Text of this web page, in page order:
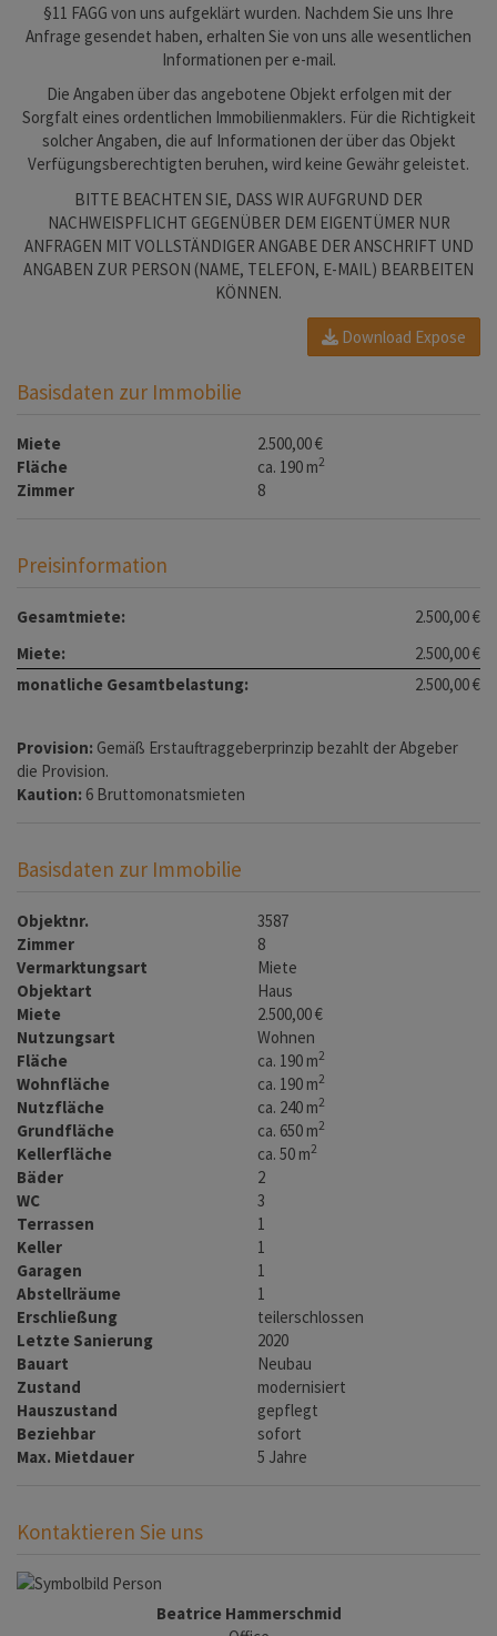
§11 FAGG von uns aufgeklärt wurden. Nachdem Sie uns Ihre
Anfrage gesendet haben, erhalten Sie von uns alle wesentlichen
Informationen per e-mail.
Die Angaben über das angebotene Objekt erfolgen mit der
Sorgfalt eines ordentlichen Immobilienmaklers. Für die Richtigkeit
solcher Angaben, die auf Informationen der über das Objekt
Verfügungsberechtigten beruhen, wird keine Gewähr geleistet.
BITTE BEACHTEN SIE, DASS WIR AUFGRUND DER
NACHWEISPFLICHT GEGENÜBER DEM EIGENTÜMER NUR
ANFRAGEN MIT VOLLSTÄNDIGER ANGABE DER ANSCHRIFT UND
ANGABEN ZUR PERSON (NAME, TELEFON, E-MAIL) BEARBEITEN
KÖNNEN.
Download Expose
Basisdaten zur Immobilie
Miete
2.500,00 €
Fläche
ca. 190 m2
Zimmer 8
Preisinformation
Gesamtmiete:
2.500,00 €
Miete:
2.500,00 €
monatliche Gesamtbelastung:
2.500,00 €
Provision: Gemäß Erstauftraggeberprinzip bezahlt der Abgeber
die Provision.
Kaution: 6 Bruttomonatsmieten
Basisdaten zur Immobilie
Objektnr.
3587
Zimmer
8
Vermarktungsart
Miete
Objektart
Haus
Miete
2.500,00 €
Nutzungsart
Wohnen
Fläche
ca. 190 m2
Wohnfläche ca. 190 m2
Nutzfläche ca. 240 m2
Grundfläche ca. 650 m2
Kellerfläche ca. 50 m2
Bäder
2
WC
3
Terrassen
1
Keller
1
Garagen
1
Abstellräume
1
Erschließung
teilerschlossen
Letzte Sanierung
2020
Bauart
Neubau
Zustand
modernisiert
Hauszustand
gepflegt
Beziehbar
sofort
Max. Mietdauer
5 Jahre
Kontaktieren Sie uns
Beatrice Hammerschmid